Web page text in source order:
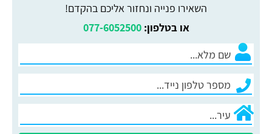
השאירו פנייה ונחזור אליכם בהקדם!
או בטלפון:077-6052500